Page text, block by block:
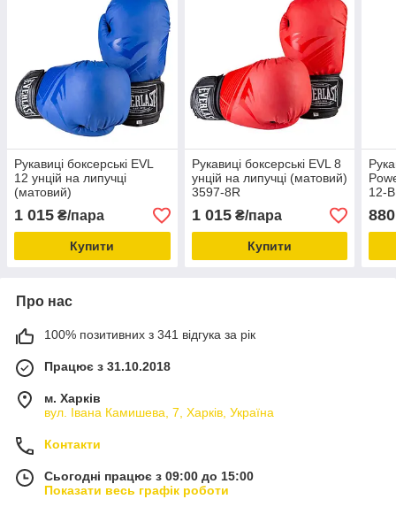
Рукавиці боксерські EVL
12 унцій на липучці
(матовий)
1 015 ₴/пара
Купити
Рукавиці боксерські EVL 8
унцій на липучці (матовий)
3597-8R
1 015₴/пара
Купити
12-
880
Про нас
100% позитивних з 341 відгука за рік
Працює з 31.10.2018
м. Харків
вул. Івана Камишева, 7, Харків, Україна
Контакти
Сьогодні працює з 09:00 до 15:00
Показати весь графік роботи